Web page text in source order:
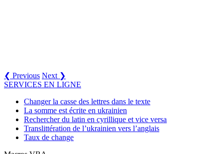
❮ Previous Next ❯
SERVICES EN LIGNE
Changer la casse des lettres dans le texte
La somme est écrite en ukrainien
Rechercher du latin en cyrillique et vice versa
Translittération de l’ukrainien vers l’anglais
Taux de change